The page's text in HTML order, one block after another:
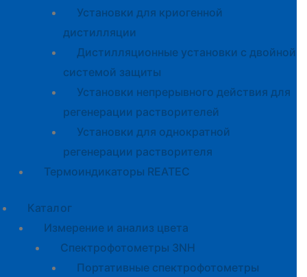
Установки для криогенной
дистилляции
Дистилляционные установки с двойной
системой защиты
Установки непрерывного действия для
регенерации растворителей
Установки для однократной
регенерации растворителя
Термоиндикаторы REATEC
Каталог
Измерение и анализ цвета
Спектрофотометры 3NH
Портативные спектрофотометры